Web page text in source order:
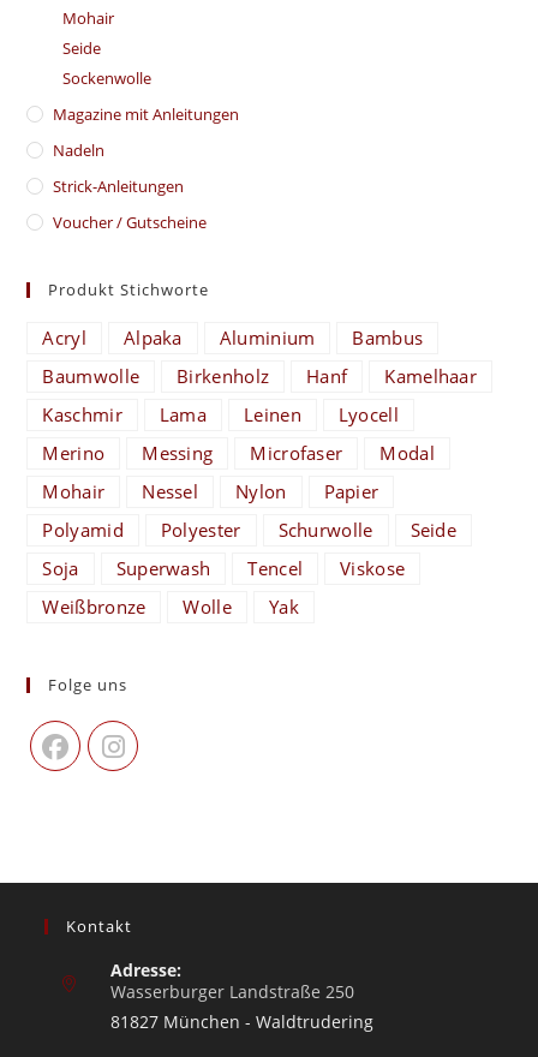
Mohair
Seide
Sockenwolle
Magazine mit Anleitungen
Nadeln
Strick-Anleitungen
Voucher / Gutscheine
Produkt Stichworte
Acryl Alpaka Aluminium
Bambus
Baumwolle
Birkenholz Hanf
Kamelhaar
Kaschmir
Lama Leinen
Lyocell
Merino
Messing Microfaser
Modal
Mohair
Nessel Nylon
Papier
Polyamid
Polyester Schurwolle
Seide
Soja
Superwash Tencel
Viskose
Weißbronze
Wolle Yak
Folge uns
Kontakt
Adresse:
Wasserburger Landstraße 250
81827 München - Waldtrudering